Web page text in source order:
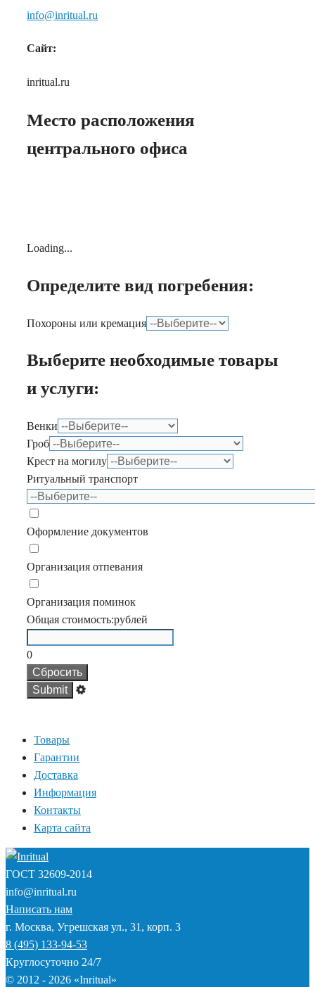
info@inritual.ru
Сайт:
inritual.ru
Место расположения
центрального офиса
Loading...
Определите вид погребения:
Похороны или кремация
Выберите необходимые товары
и услуги:
Венки
Гроб
Крест на могилу
Ритуальный транспорт
Оформление документов
Организация отпевания
Организация поминок
Общая стоимость:рублей
0
Сбросить
Товары
Гарантии
Доставка
Информация
Контакты
Карта сайта
ГОСТ 32609-2014
info@inritual.ru
Написать нам
г. Москва, Угрешская ул., 31, корп. 3
8 (495) 133-94-53
Круглосуточно 24/7
© 2012 - 2026 «Inritual»